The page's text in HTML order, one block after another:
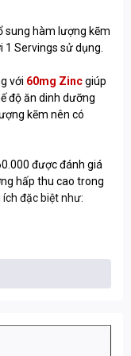
sung hàm lượng kẽm
Servings sử dụng.
với 60mg Zincgiúp
độ ăn dinh dưỡng
kẽm nên có
được đánh giá
hấp thu cao trong
đặc biệt như: